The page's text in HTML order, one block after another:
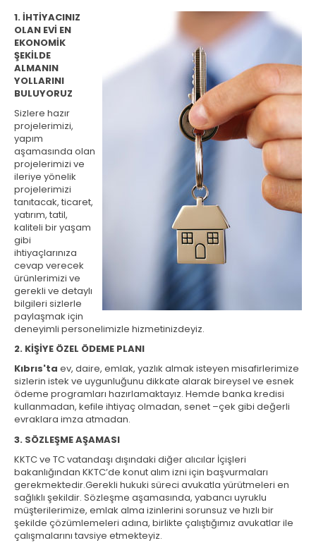
1. İHTİYACINIZ
OLAN EVİ EN
EKONOMİK
ŞEKİLDE
ALMANIN
YOLLARINI
BULUYORUZ
Sizlere hazır
projelerimizi,
yapım
aşamasında olan
projelerimizi ve
ileriye yönelik
projelerimizi
tanıtacak, ticaret,
yatırım, tatil,
kaliteli bir yaşam
gibi
ihtiyaçlarınıza
cevap verecek
ürünlerimizi ve
gerekli ve detaylı
bilgileri sizlerle
paylaşmak için
deneyimli personelimizle hizmetinizdeyiz.
2. KİŞİYE ÖZEL ÖDEME PLANI
Kıbrıs'ta ev, daire, emlak, yazlık almak isteyen misafirlerimize
sizlerin istek ve uygunluğunu dikkate alarak bireysel ve esnek
ödeme programları hazırlamaktayız. Hemde banka kredisi
kullanmadan, kefile ihtiyaç olmadan, senet –çek gibi değerli
evraklara imza atmadan.
3. SÖZLEŞME AŞAMASI
KKTC ve TC vatandaşı dışındaki diğer alıcılar İçişleri
bakanlığından KKTC’de konut alım izni için başvurmaları
gerekmektedir.Gerekli hukuki süreci avukatla yürütmeleri en
sağlıklı şekildir. Sözleşme aşamasında, yabancı uyruklu
müşterilerimize, emlak alma izinlerini sorunsuz ve hızlı bir
şekilde çözümlemeleri adına, birlikte çalıştığımız avukatlar ile
çalışmalarını tavsiye etmekteyiz.